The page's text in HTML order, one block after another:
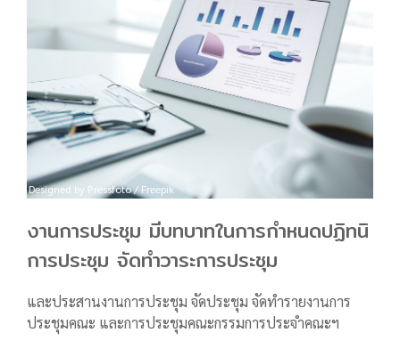
Designed by Pressfoto / Freepik
งานการประชุม มีบทบาทในการกำหนดปฏิทนิ
การประชุม จัดทำวาระการประชุม
และประสานงานการประชุม จัดประชุม จัดทำรายงานการ
ประชุมคณะ และการประชุมคณะกรรมการประจำคณะฯ